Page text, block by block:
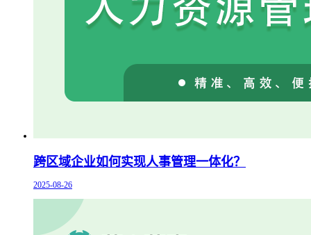
跨区域企业如何实现人事管理一体化？
2025-08-26